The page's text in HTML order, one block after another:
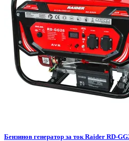
Бензинов генератор за ток Raider RD-